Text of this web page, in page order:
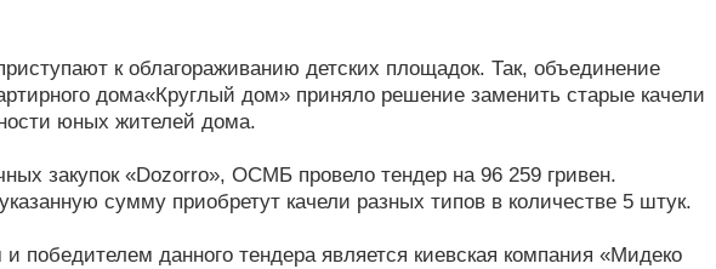
к облагораживанию детских площадок. Так, объединение
дома«Круглый дом» приняло решение заменить старые качели
юных жителей дома.
закупок «Dozorro», ОСМБ провело тендер на 96 259 гривен.
сумму приобретут качели разных типов в количестве 5 штук.
победителем данного тендера является киевская компания «Мидеко